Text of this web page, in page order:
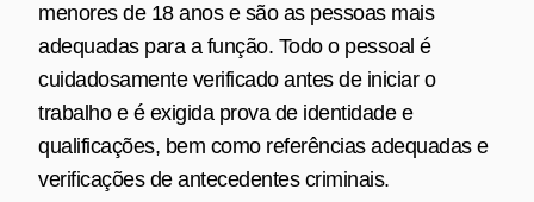
menores de 18 anos e são as pessoas mais
adequadas para a função. Todo o pessoal é
cuidadosamente verificado antes de iniciar o
trabalho e é exigida prova de identidade e
qualificações, bem como referências adequadas e
verificações de antecedentes criminais.